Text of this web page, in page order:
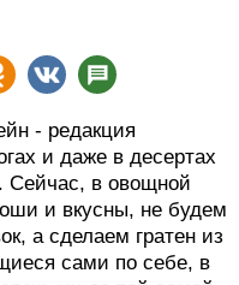
- редакция
и даже в десертах
Сейчас, в овощной
и вкусны, не будем
а сделаем гратен из
сами по себе, в